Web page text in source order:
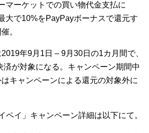
マーケットでの買い物代金支払に
大で10%をPayPayボーナスで還元す
。
年9月1日 – 9月30日の1カ月間で、
が対象になる。キャンペーン期間中
キャンペーンによる還元の対象外に
ペイ」キャンペーン詳細は以下にて。